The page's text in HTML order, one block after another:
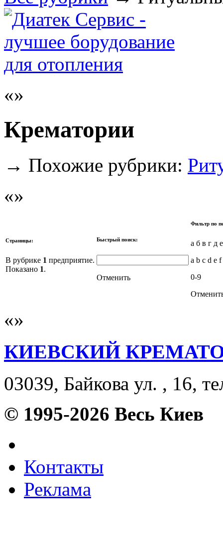
Крематории
→ Похожие рубрики:
Страницы:
В рубрике 1 предприятие.
Показано 1.
Быстрый поиск:
Отменить
Фильтр по
а б в г д
a b c d e
0-9
КИЕВСКИЙ
03039, Байкова ул. , 16,
© 1995-2026 Весь Киев
Контакты
Реклама